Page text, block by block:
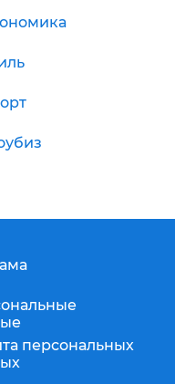
персональных